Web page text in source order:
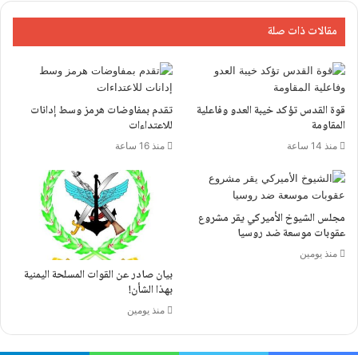
مقالات ذات صلة
قوة القدس تؤكد خيبة العدو وفاعلية
المقاومة
منذ 14 ساعة
تقدم بمفاوضات هرمز وسط إدانات
للاعتداءات
منذ 16 ساعة
مجلس الشيوخ الأميركي يقر مشروع
عقوبات موسعة ضد روسيا
منذ يومين
بيان صادر عن القوات المسلحة اليمنية
بهذا الشأن!
منذ يومين